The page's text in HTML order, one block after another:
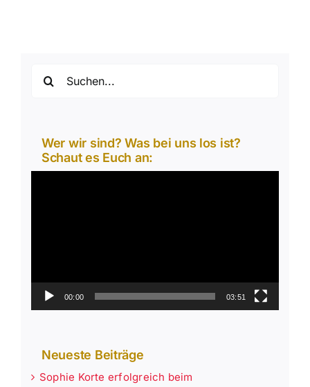
nach:
Wer wir sind? Was bei uns los ist?
Schaut es Euch an:
00:00 03:51
Neueste Beiträge
Sophie Korte erfolgreich beim